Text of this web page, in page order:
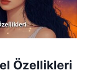
Özellikleri